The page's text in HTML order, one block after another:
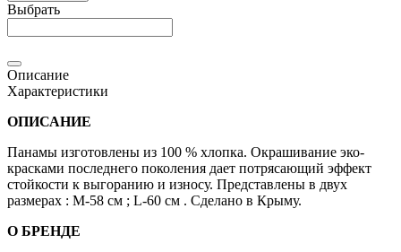
Выбрать
Описание
Характеристики
ОПИСАНИЕ
Панамы изготовлены из 100 % хлопка. Окрашивание эко-
красками последнего поколения дает потрясающий эффект
стойкости к выгоранию и износу. Представлены в двух
размерах : М-58 см ; L-60 cм . Сделано в Крыму.
О БРЕНДЕ